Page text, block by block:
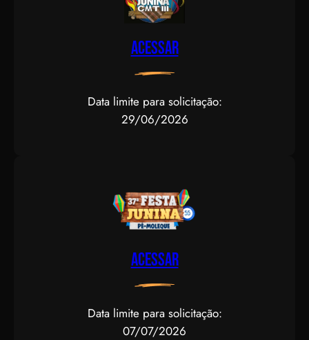
Acessar
Data limite para solicitação:
29/06/2026
Acessar
Data limite para solicitação:
07/07/2026